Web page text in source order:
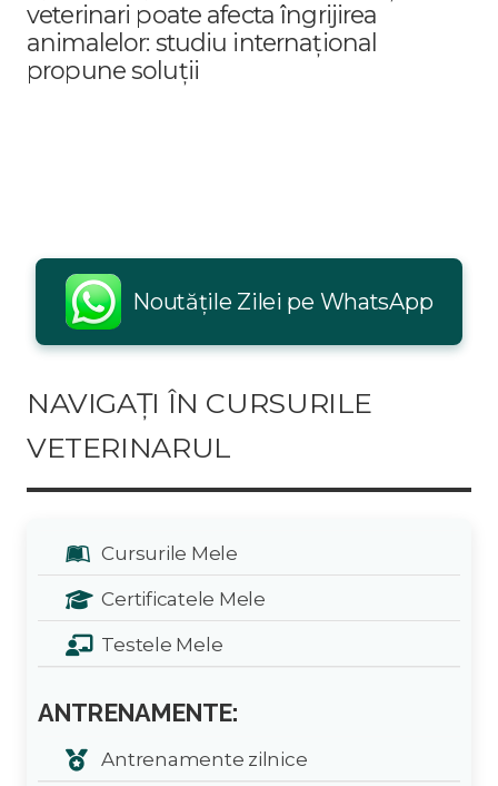
veterinari poate afecta îngrijirea
animalelor: studiu internațional
propune soluții
Noutățile Zilei pe WhatsApp
NAVIGAȚI ÎN CURSURILE
VETERINARUL
Cursurile Mele
Certificatele Mele
Testele Mele
ANTRENAMENTE:
Antrenamente zilnice